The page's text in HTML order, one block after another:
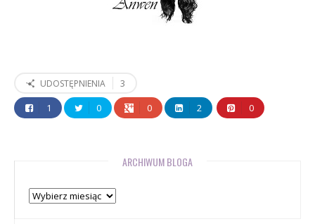
UDOSTĘPNIENIA
3
1
0 0 2 0
ARCHIWUM BLOGA
Archiwum